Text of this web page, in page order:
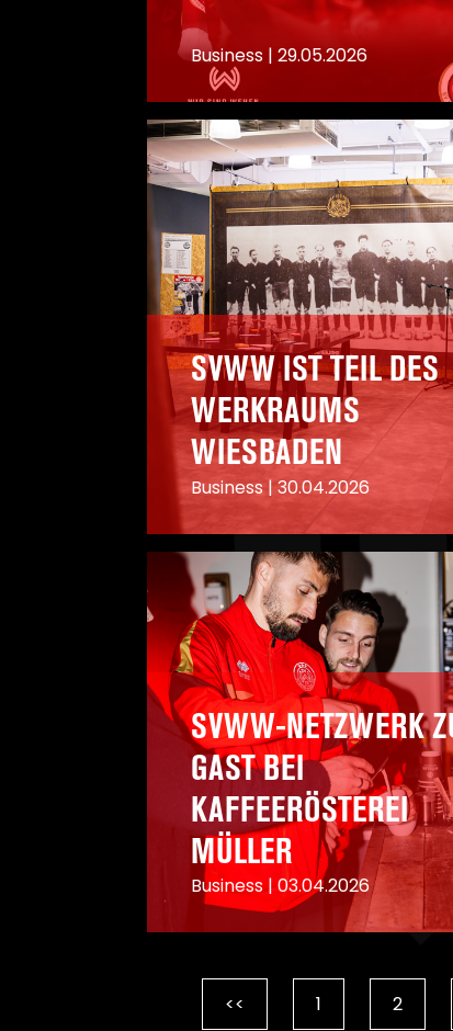
A
Business |29.05.2026
SVWW IST TEIL DES
WERKRAUMS
WIESBADEN
Business |30.04.2026
SVWW-NETZWERK
GAST BEI
KAFFEERÖSTEREI
MÜLLER
Business|03.04.2026
<< 1 2